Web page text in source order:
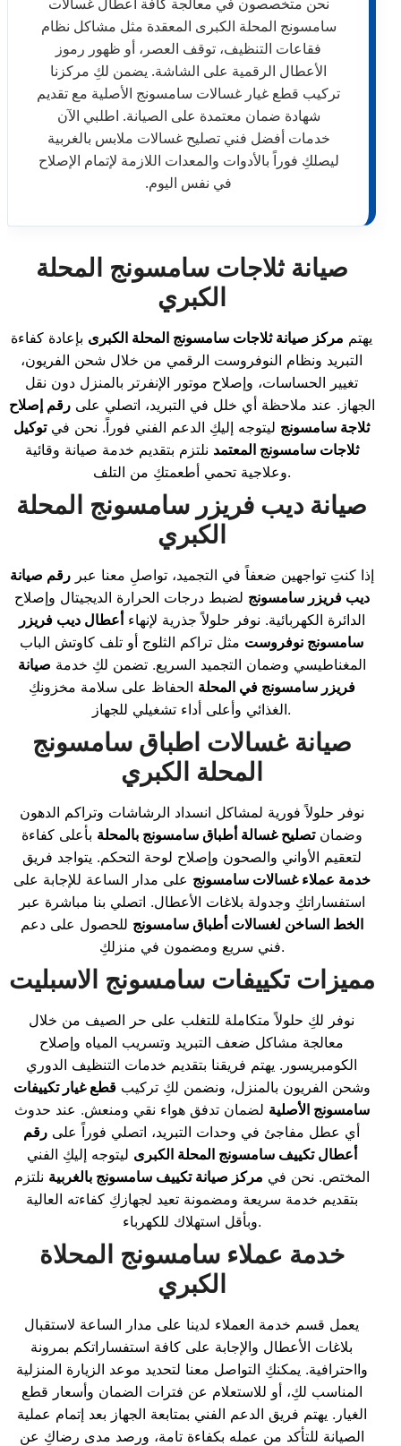
سامسونج المحلة الكبرى المعقدة مثل مشاكل نظام
فقاعات التنظيف، توقف العصر، أو ظهور رموز
الأعطال الرقمية على الشاشة. يضمن لكِ مركزنا
تركيب قطع غيار غسالات سامسونج الأصلية مع تقديم
شهادة ضمان معتمدة على الصيانة. اطلبي الآن
خدمات أفضل فني تصليح غسالات ملابس بالغربية
ليصلكِ فوراً بالأدوات والمعدات اللازمة لإتمام الإصلاح
في نفس اليوم.
صيانة ثلاجات سامسونج المحلة
الكبري
يهتم مركز صيانة ثلاجات سامسونج المحلة الكبرى بإعادة كفاءة
التبريد ونظام النوفروست الرقمي من خلال شحن الفريون،
تغيير الحساسات، وإصلاح موتور الإنفرتر بالمنزل دون نقل
الجهاز. عند ملاحظة أي خلل في التبريد، اتصلي علىرقم إصلاح
ثلاجة سامسونج ليتوجه إليكِ الدعم الفني فوراً. نحن فيتوكيل
ثلاجات سامسونج المعتمد نلتزم بتقديم خدمة صيانة وقائية
وعلاجية تحمي أطعمتكِ من التلف.
صيانة ديب فريزر سامسونج المحلة
الكبري
إذا كنتِ تواجهين ضعفاً في التجميد، تواصلِ معنا عبررقم صيانة
ديب فريزر سامسونج لضبط درجات الحرارة الديجيتال وإصلاح
الدائرة الكهربائية. نوفر حلولاً جذرية لإنهاء أعطال ديب فريزر
سامسونج نوفروست مثل تراكم الثلوج أو تلف كاوتش الباب
المغناطيسي وضمان التجميد السريع. تضمن لكِ خدمة صيانة
فريزر سامسونج في المحلة الحفاظ على سلامة مخزونكِ
الغذائي وأعلى أداء تشغيلي للجهاز.
صيانة غسالات اطباق سامسونج
المحلة الكبري
نوفر حلولاً فورية لمشاكل انسداد الرشاشات وتراكم الدهون
وضمانتصليح غسالة أطباق سامسونج بالمحلة بأعلى كفاءة
لتعقيم الأواني والصحون وإصلاح لوحة التحكم. يتواجد فريق
خدمة عملاء غسالات سامسونج على مدار الساعة للإجابة على
استفساراتكِ وجدولة بلاغات الأعطال. اتصلي بنا مباشرة عبر
الخط الساخن لغسالات أطباق سامسونج للحصول على دعم
فني سريع ومضمون في منزلكِ.
مميزات تكييفات سامسونج الاسبليت
نوفر لكِ حلولاً متكاملة للتغلب على حر الصيف من خلال
معالجة مشاكل ضعف التبريد وتسريب المياه وإصلاح
الكومبريسور. يهتم فريقنا بتقديم خدمات التنظيف الدوري
وشحن الفريون بالمنزل، ونضمن لكِ تركيبقطع غيار تكييفات
سامسونج الأصلية لضمان تدفق هواء نقي ومنعش. عند حدوث
أي عطل مفاجئ في وحدات التبريد، اتصلي فوراً على رقم
أعطال تكييف سامسونج المحلة الكبرى ليتوجه إليكِ الفني
المختص. نحن في مركز صيانة تكييف سامسونج بالغربية نلتزم
بتقديم خدمة سريعة ومضمونة تعيد لجهازكِ كفاءته العالية
وبأقل استهلاك للكهرباء.
خدمة عملاء سامسونج المحلاة
الكبري
يعمل قسم خدمة العملاء لدينا على مدار الساعة لاستقبال
بلاغات الأعطال والإجابة على كافة استفساراتكم بمرونة
وااحترافية. يمكنكِ التواصل معنا لتحديد موعد الزيارة المنزلية
المناسب لكِ، أو للاستعلام عن فترات الضمان وأسعار قطع
الغيار. يهتم فريق الدعم الفني بمتابعة الجهاز بعد إتمام عملية
الصيانة للتأكد من عمله بكفاءة تامة، ورصد مدى رضاكِ عن